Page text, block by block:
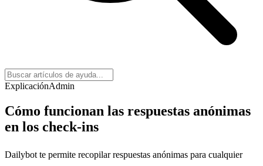
ExplicaciónAdmin
Cómo funcionan las respuestas anónimas
en los check-ins
Dailybot te permite recopilar respuestas anónimas para cualquier